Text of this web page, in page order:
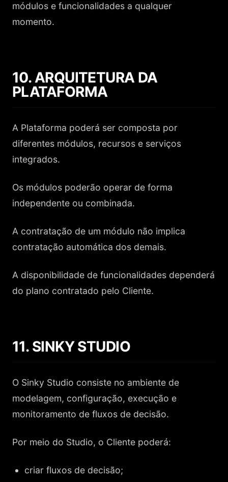
módulos e funcionalidades a qualquer
momento.
10. ARQUITETURA DA
PLATAFORMA
A Plataforma poderá ser composta por
diferentes módulos, recursos e serviços
integrados.
Os módulos poderão operar de forma
independente ou combinada.
A contratação de um módulo não implica
contratação automática dos demais.
A disponibilidade de funcionalidades dependerá
do plano contratado pelo Cliente.
11. SINKY STUDIO
O Sinky Studio consiste no ambiente de
modelagem, configuração, execução e
monitoramento de fluxos de decisão.
Por meio do Studio, o Cliente poderá:
criar fluxos de decisão;